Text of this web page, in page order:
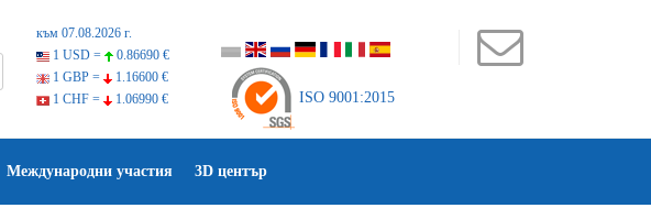
към 07.08.2026 г.
1 USD =
0.86690 €
1 GBP =
1.16600 €
1 CHF =
1.06990 € ISO 9001:2015
Международни участия 3D център